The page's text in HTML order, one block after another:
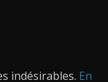
indésirables. En